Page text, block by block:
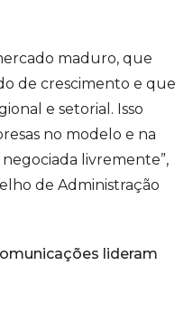
maduro, que
de crescimento e que
e setorial. Isso
no modelo e na
livremente”,
de Administração
lideram